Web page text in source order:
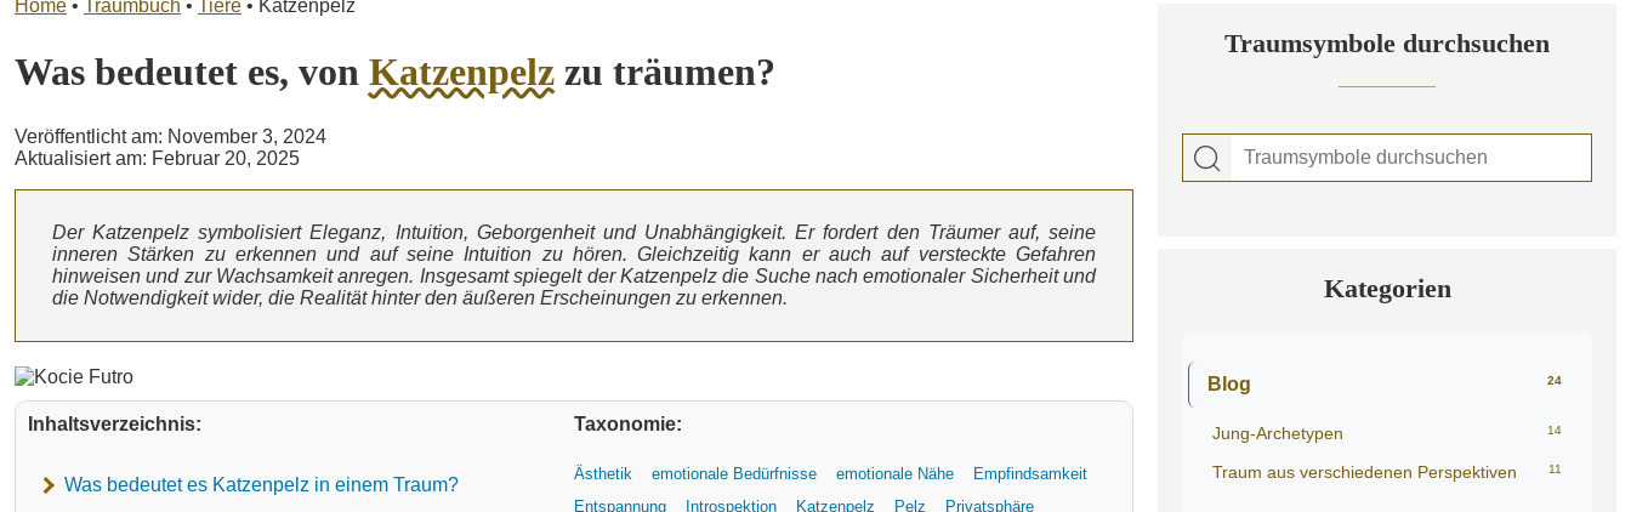
Home • Traumbuch • Tiere • Katzenpelz
Was bedeutet es, von Katzenpelz zu träumen?
Veröffentlicht am: November 3, 2024
Aktualisiert am: Februar 20, 2025
Der Katzenpelz symbolisiert Eleganz, Intuition, Geborgenheit und Unabhängigkeit. Er fordert den Träumer auf, seine
inneren Stärken zu erkennen und auf seine Intuition zu hören. Gleichzeitig kann er auch auf versteckte Gefahren
hinweisen und zur Wachsamkeit anregen. Insgesamt spiegelt der Katzenpelz die Suche nach emotionaler Sicherheit und
die Notwendigkeit wider, die Realität hinter den äußeren Erscheinungen zu erkennen.
Inhaltsverzeichnis:
Was bedeutet es Katzenpelz in einem Traum?
Taxonomie:
Ästhetik emotionale Bedürfnisse emotionale Nähe
Empfindsamkeit
Entspannung
Introspektion Katzenpelz Pelz
Privatsphäre
Traumsymbole durchsuchen
Kategorien
Blog 24
Jung-Archetypen 14
Traum aus verschiedenen Perspektiven 11